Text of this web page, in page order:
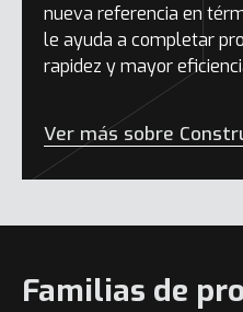
nueva referencia en
le ayuda a completar
rapidez y mayor
Ver más sobre
Familias de